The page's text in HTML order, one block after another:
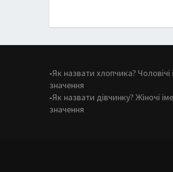
-Як назвати хлопчика? Чоловічі
значення
-Як назвати дівчинку? Жіночі
значення